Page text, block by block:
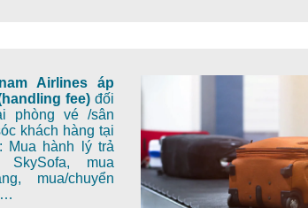
Airlines áp
fee) đối
phòng vé /sân
khách hàng tại
Mua hành lý trả
mua
mua/chuyển